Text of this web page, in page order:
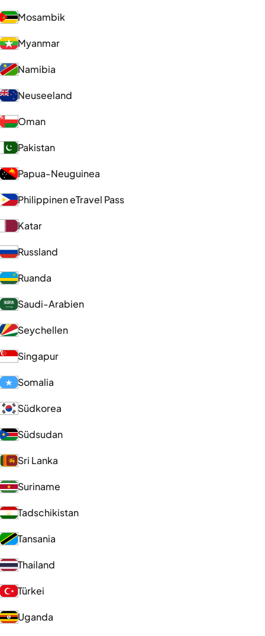
Mosambik
Myanmar
Namibia
Neuseeland
Oman
Pakistan
Papua-Neuguinea
Philippinen eTravel Pass
Katar
Russland
Ruanda
Saudi-Arabien
Seychellen
Singapur
Somalia
Südkorea
Südsudan
Sri Lanka
Suriname
Tadschikistan
Tansania
Thailand
Türkei
Uganda